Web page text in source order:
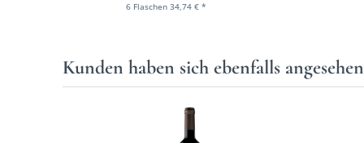
6 Flaschen 34,74 € *
Kunden haben sich ebenfalls angesehen